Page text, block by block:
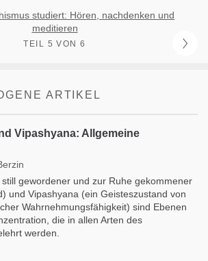
studiert: Hören, nachdenken und
meditieren
TEIL 5 VON 6
ARTIKEL
Vipashyana: Allgemeine
gewordener und zur Ruhe gekommener
und Vipashyana (ein Geisteszustand von
Wahrnehmungsfähigkeit) sind Ebenen
die in allen Arten des
werden.